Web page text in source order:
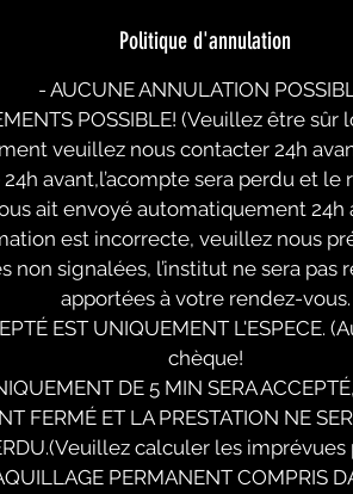
Politique d'annulation
- AUCUNE ANNULATION
POSSIBLE! (Veuillez être
veuillez nous contacter 24h
avant,l’acompte sera perdu et
ait envoyé automatiquement 24h
est incorrecte, veuillez nous
non signalées, l’institut ne sera pas
apportées à votre rendez-vous.
EST UNIQUEMENT L'ESPECE.
chèque!
DE 5 MIN SERA
FERMÉ ET LA PRESTATION NE
calculer les imprévues
PERMANENT COMPRIS